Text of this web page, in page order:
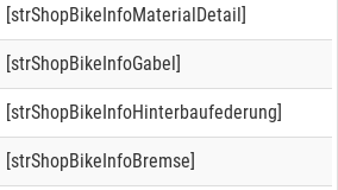
[strShopBikeInfoMaterialDetail]
[strShopBikeInfoGabel]
[strShopBikeInfoHinterbaufederung]
[strShopBikeInfoBremse]